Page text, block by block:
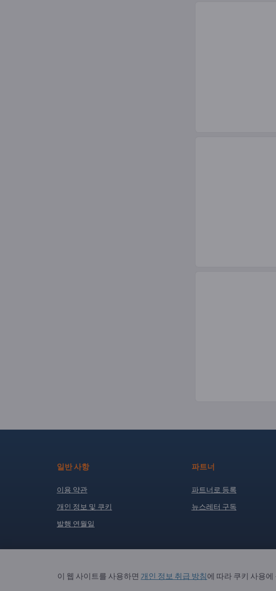
일반 사항
이용 약관
개인 정보 및 쿠키
발행 연월일
파트너
파트너로 등록
뉴스레터 구독
Copyright © 2026 Exportpages International GmbH. All Rights
이 웹 사이트를 사용하면 개인 정보 취급 방침에 따라 쿠키 사용